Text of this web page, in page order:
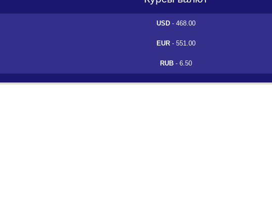
USD- 468.00
EUR- 551.00
RUB- 6.50